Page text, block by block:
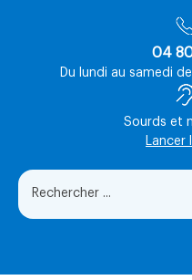
04
Du lundi au samedi
Sourds et